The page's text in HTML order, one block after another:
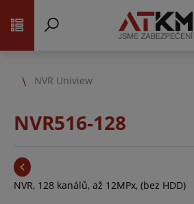
NVR Uniview
NVR516-128
NVR, 128 kanálů, až 12MPx, (bez HDD)